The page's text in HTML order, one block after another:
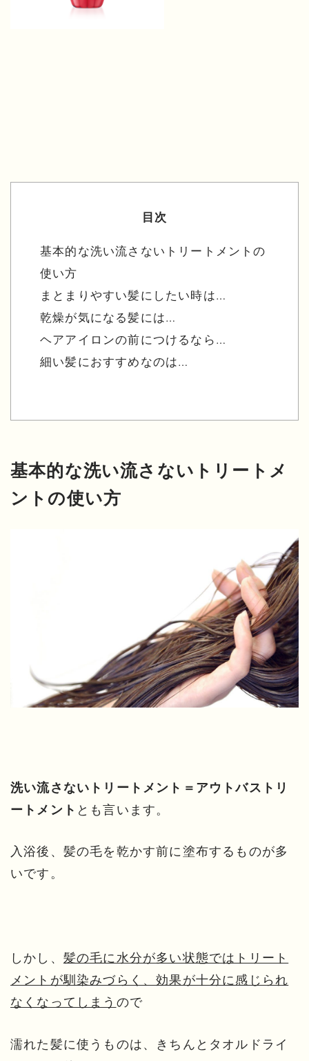
目次
基本的な洗い流さないトリートメントの
使い方
まとまりやすい髪にしたい時は…
乾燥が気になる髪には…
ヘアアイロンの前につけるなら…
細い髪におすすめなのは…
基本的な洗い流さないトリートメ
ントの使い方
洗い流さないトリートメント＝アウトバストリ
ートメント とも言います。
入浴後、髪の毛を乾かす前に塗布するものが多
いです。
しかし、 髪の毛に水分が多い状態ではトリート
メントが馴染みづらく、効果が十分に感じられ
なくなってしまう ので
濡れた髪に使うものは、きちんとタオルドライ